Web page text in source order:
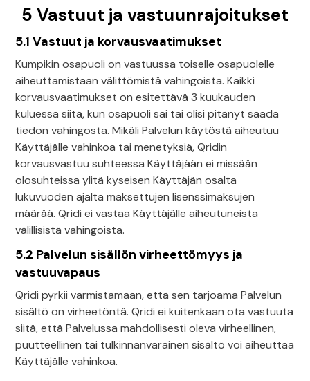
5 Vastuut ja vastuunrajoitukset
5.1 Vastuut ja korvausvaatimukset
Kumpikin osapuoli on vastuussa toiselle osapuolelle
aiheuttamistaan välittömistä vahingoista. Kaikki
korvausvaatimukset on esitettävä 3 kuukauden
kuluessa siitä, kun osapuoli sai tai olisi pitänyt saada
tiedon vahingosta. Mikäli Palvelun käytöstä aiheutuu
Käyttäjälle vahinkoa tai menetyksiä, Qridin
korvausvastuu suhteessa Käyttäjään ei missään
olosuhteissa ylitä kyseisen Käyttäjän osalta
lukuvuoden ajalta maksettujen lisenssimaksujen
määrää. Qridi ei vastaa Käyttäjälle aiheutuneista
välillisistä vahingoista.
5.2 Palvelun sisällön virheettömyys ja
vastuuvapaus
Qridi pyrkii varmistamaan, että sen tarjoama Palvelun
sisältö on virheetöntä. Qridi ei kuitenkaan ota vastuuta
siitä, että Palvelussa mahdollisesti oleva virheellinen,
puutteellinen tai tulkinnanvarainen sisältö voi aiheuttaa
Käyttäjälle vahinkoa.